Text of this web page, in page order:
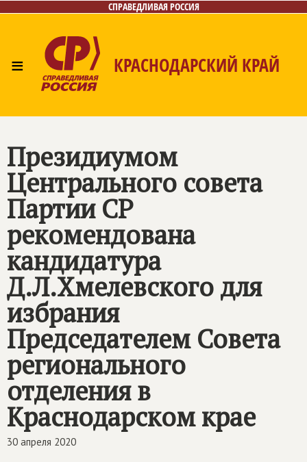
СПРАВЕДЛИВАЯ РОССИЯ
≡ КРАСНОДАРСКИЙ КРАЙ
Президиумом
Центрального совета
Партии СР
рекомендована
кандидатура
Д.Л.Хмелевского для
избрания
Председателем Совета
регионального
отделения в
Краснодарском крае
30 апреля 2020